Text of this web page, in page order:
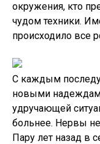
окружения, кто
чудом техники.
происходило все
С каждым
новыми
удручающей
больнее. Нервы
Пару лет назад в